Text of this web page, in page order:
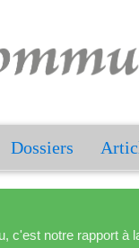
Dossiers
c'est notre rapport à